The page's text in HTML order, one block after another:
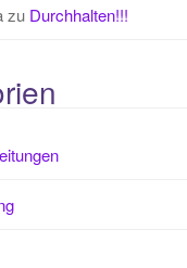
zu Durchhalten!!!